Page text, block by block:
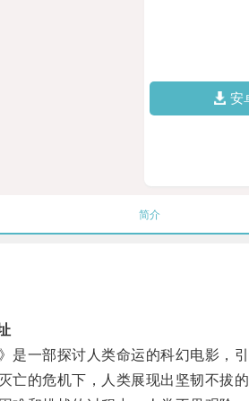
安
简介
一部探讨人类命运的科幻电影，引
的危机下，人类展现出坚韧不拔的